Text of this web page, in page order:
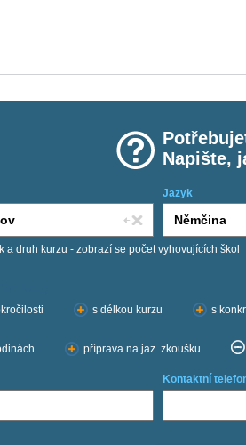
Napište,
Jazyk
a druh kurzu - zobrazí se počet vyhovujících škol
s délkou kurzu s
příprava na jaz. zkoušku
Kontaktní